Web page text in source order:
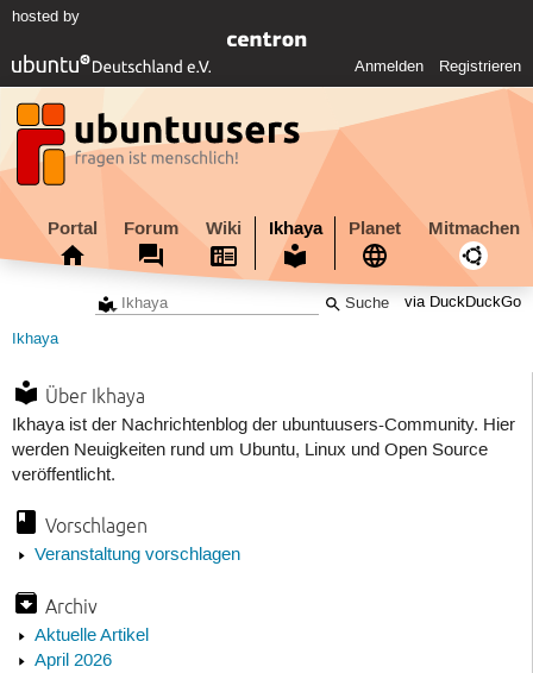
hosted by
Anmelden Registrieren
Portal Forum Wiki Ikhaya Planet Mitmachen
via DuckDuckGo
Ikhaya
Über Ikhaya
Ikhaya ist der Nachrichtenblog der ubuntuusers-Community. Hier
werden Neuigkeiten rund um Ubuntu, Linux und Open Source
veröffentlicht.
Vorschlagen
Veranstaltung vorschlagen
Archiv
Aktuelle Artikel
April 2026